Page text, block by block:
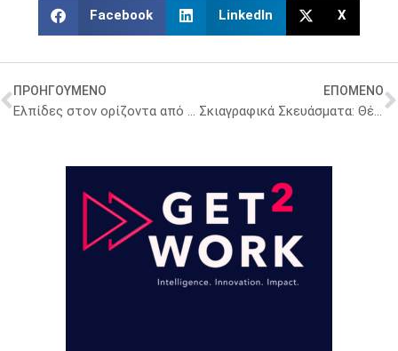
Facebook LinkedIn X
ΠΡΟΗΓΟΥΜΕΝΟ
Ελπίδες στον ορίζοντα από νέο εμβόλιο κατά του καρκίνου του παγκρέατος
ΕΠΟΜΕΝΟ
Σκιαγραφικά Σκευάσματα: Θέσπιση κλειστού προϋπολογισμού για τα νοσοκομεία του ΕΣΥ